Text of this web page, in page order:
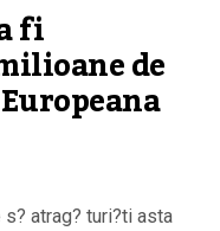
fi
de
atrag? turi?ti asta